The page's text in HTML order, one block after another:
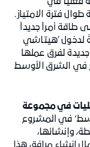
فترة الامتياز.
طاقة أمراً جديداً
لدخول ’هيتاشي
لفرق عملها
في الشرق الأوسط
في مجموعة
في المشروع
وإنشائها،